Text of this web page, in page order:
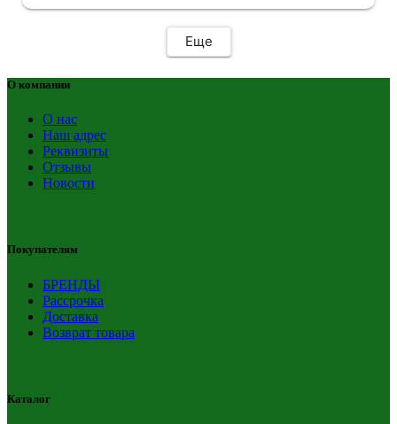
Еще
О компании
О нас
Наш адрес
Реквизиты
Отзывы
Новости
Покупателям
БРЕНДЫ
Рассрочка
Доставка
Возврат товара
Каталог